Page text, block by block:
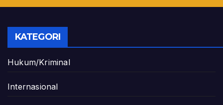
KATEGORI
Hukum/Kriminal
Internasional